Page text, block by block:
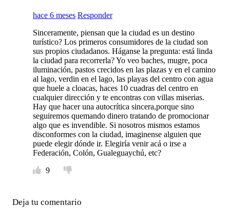
hace 6 meses Responder
Sinceramente, piensan que la ciudad es un destino
turístico? Los primeros consumidores de la ciudad son
sus propios ciudadanos. Háganse la pregunta: está linda
la ciudad para recorrerla? Yo veo baches, mugre, poca
iluminación, pastos crecidos en las plazas y en el camino
al lago, verdin en el lago, las playas del centro con agua
que huele a cloacas, haces 10 cuadras del centro en
cualquier dirección y te encontras con villas miserias.
Hay que hacer una autocrítica sincera,porque sino
seguiremos quemando dinero tratando de promocionar
algo que es invendible. Si nosotros mismos estamos
disconformes con la ciudad, imaginense alguien que
puede elegir dónde ir. Elegiría venir acá o irse a
Federación, Colón, Gualeguaychú, etc?
9
Deja tu comentario